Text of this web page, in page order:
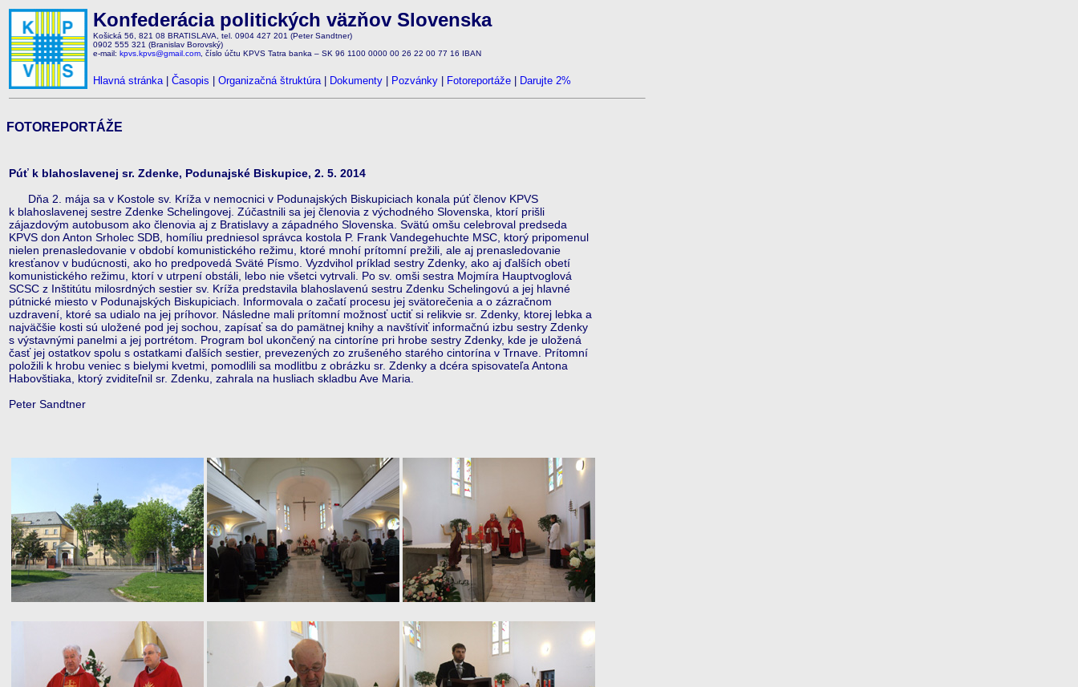
Konfederácia politických väzňov Slovenska
Košická 56, 821 08 BRATISLAVA, tel. 0904 427 201 (Peter Sandtner)
0902 555 321 (Branislav Borovský)
e-mail: kpvs.kpvs@gmail.com , číslo účtu KPVS Tatra banka – SK 96 1100 0000 00 26 22 00 77 16 IBAN
Hlavná stránka| Časopis Organizačná štruktúra| Dokumenty Pozvánky Fotoreportáže Darujte 2%
FOTOREPORTÁŽE
Púť k blahoslavenej sr. Zdenke, Podunajské Biskupice, 2. 5. 2014
Dňa 2. mája sa v Kostole sv. Kríža v nemocnici v Podunajských Biskupiciach konala púť členov KPVS
k blahoslavenej sestre Zdenke Schelingovej. Zúčastnili sa jej členovia z východného Slovenska, ktorí prišli
zájazdovým autobusom ako členovia aj z Bratislavy a západného Slovenska. Svätú omšu celebroval predseda
KPVS don Anton Srholec SDB, homíliu predniesol správca kostola P. Frank Vandegehuchte MSC, ktorý pripomenul
nielen prenasledovanie v období komunistického režimu, ktoré mnohí prítomní prežili, ale aj prenasledovanie
kresťanov v budúcnosti, ako ho predpovedá Sväté Písmo. Vyzdvihol príklad sestry Zdenky, ako aj ďalších obetí
komunistického režimu, ktorí v utrpení obstáli, lebo nie všetci vytrvali. Po sv. omši sestra Mojmíra Hauptvoglová
SCSC z Inštitútu milosrdných sestier sv. Kríža predstavila blahoslavenú sestru Zdenku Schelingovú a jej hlavné
pútnické miesto v Podunajských Biskupiciach. Informovala o začatí procesu jej svätorečenia a o zázračnom
uzdravení, ktoré sa udialo na jej príhovor. Následne mali prítomní možnosť uctiť si relikvie sr. Zdenky, ktorej lebka a
najväčšie kosti sú uložené pod jej sochou, zapísať sa do pamätnej knihy a navštíviť informačnú izbu sestry Zdenky
s výstavnými panelmi a jej portrétom. Program bol ukončený na cintoríne pri hrobe sestry Zdenky, kde je uložená
časť jej ostatkov spolu s ostatkami ďalších sestier, prevezených zo zrušeného starého cintorína v Trnave. Prítomní
položili k hrobu veniec s bielymi kvetmi, pomodlili sa modlitbu z obrázku sr. Zdenky a dcéra spisovateľa Antona
Habovštiaka, ktorý zviditeľnil sr. Zdenku, zahrala na husliach skladbu Ave Maria.
Peter Sandtner